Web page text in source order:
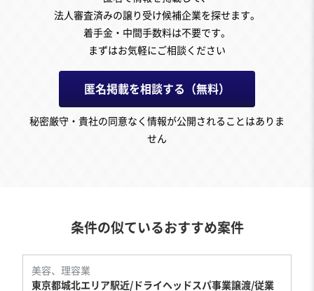
法人審査済みの譲り受け候補企業を探せます。
着手金・中間手数料は不要です。
まずはお気軽にご相談ください
匿名掲載を相談する（無料）
秘密厳守・貴社の同意なく情報が公開されることはありま
せん
条件の似ているおすすめ案件
美容、理容業
東京都城北エリア駅近/ドライヘッドスパ事業譲渡/従業